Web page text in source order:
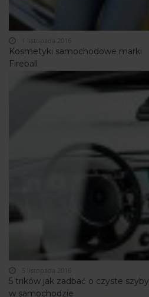
Kosmetyki samochodowe marki
Fireball
1 listopada 2016
5 trików jak zadbać o czyste szyby
w samochodzie
5 listopada 2016